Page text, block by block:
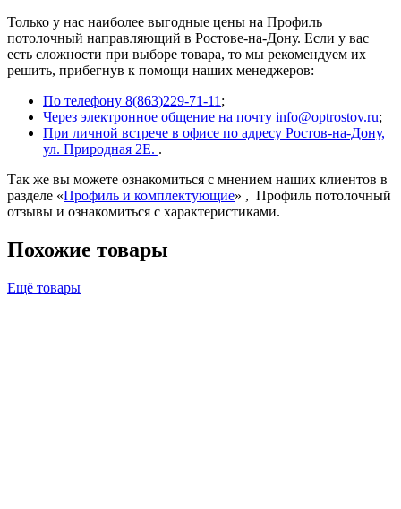
Только у нас наиболее выгодные цены на Профиль
потолочный направляющий в Ростове-на-Дону. Если у вас
есть сложности при выборе товара, то мы рекомендуем их
решить, прибегнув к помощи наших менеджеров:
По телефону 8(863)229-71-11 ;
Через электронное общение на почту info@optrostov.ru;
При личной встрече в офисе по адресу Ростов-на-Дону,
ул. Природная 2Е. .
Так же вы можете ознакомиться с мнением наших клиентов в
разделе «Профиль и комплектующие» , Профиль потолочный
отзывы и ознакомиться с характеристиками.
Похожие товары
Ещё товары